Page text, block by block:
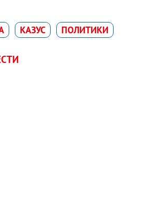
КАЗУС ПОЛИТИКИ